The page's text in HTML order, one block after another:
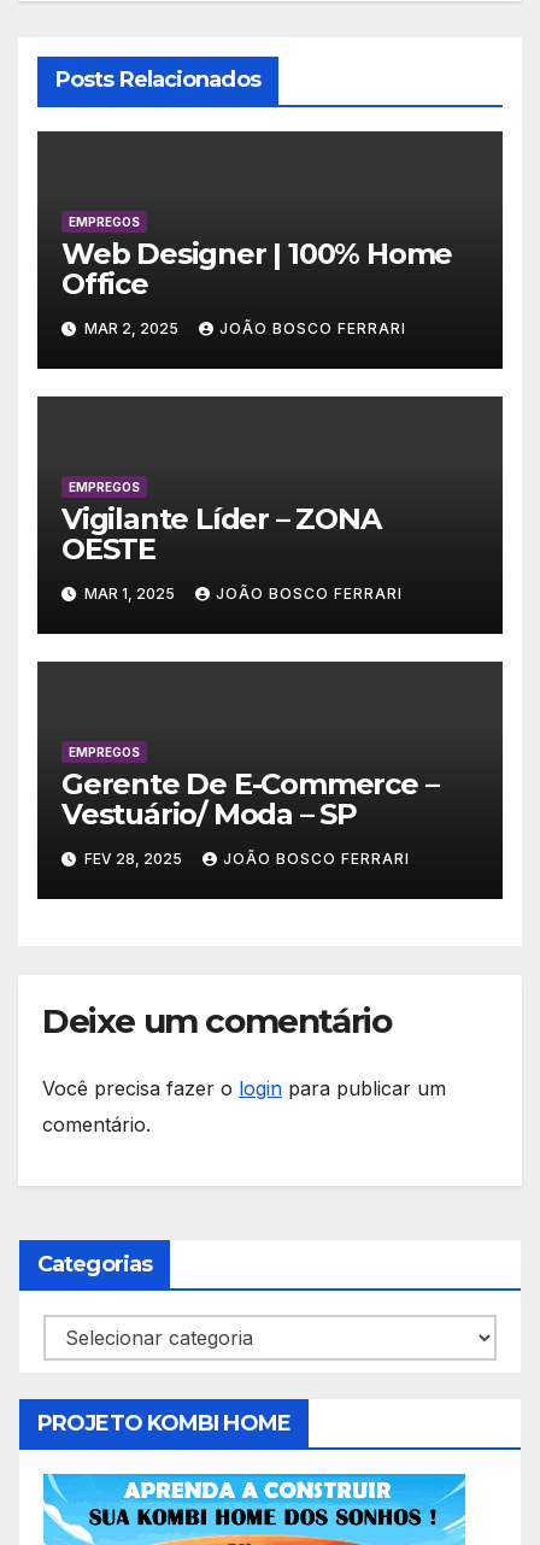
Posts Relacionados
EMPREGOS
Web Designer | 100% Home
Office
MAR 2, 2025 JOÃO BOSCO FERRARI
EMPREGOS
Vigilante Líder – ZONA
OESTE
MAR 1, 2025 JOÃO BOSCO FERRARI
EMPREGOS
Gerente De E-Commerce –
Vestuário/ Moda – SP
FEV 28, 2025 JOÃO BOSCO FERRARI
Deixe um comentário
Você precisa fazer o login para publicar um
comentário.
Categorias
Categorias
PROJETO KOMBI HOME